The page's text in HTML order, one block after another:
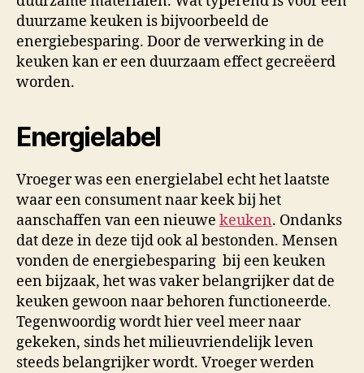
duurzame keuken is bijvoorbeeld de
energiebesparing. Door de verwerking in de
keuken kan er een duurzaam effect gecreëerd
worden.
Energielabel
Vroeger was een energielabel echt het laatste
waar een consument naar keek bij het
aanschaffen van een nieuwe keuken. Ondanks
dat deze in deze tijd ook al bestonden. Mensen
vonden de energiebesparing bij een keuken
een bijzaak, het was vaker belangrijker dat de
keuken gewoon naar behoren functioneerde.
Tegenwoordig wordt hier veel meer naar
gekeken, sinds het milieuvriendelijk leven
steeds belangrijker wordt. Vroeger werden